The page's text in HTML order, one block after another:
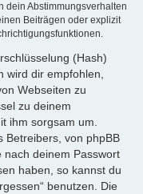
dein Abstimmungsverhalten
Beiträgen oder explizit
(Hash)
wird dir empfohlen,
Webseiten zu
zu deinem
ihm sorgsam um.
Betreibers, von phpBB
nach deinem Passwort
haben, so kannst du
benutzen. Die